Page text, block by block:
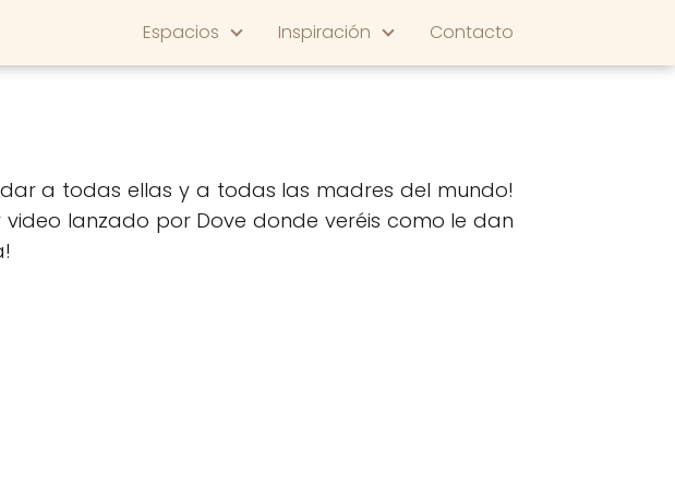
Espacios Inspiración Contacto
a todas ellas y a todas las madres del mundo!
lanzado por Dove donde veréis como le dan